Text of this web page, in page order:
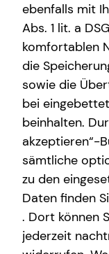
Betriebliche
Investment
Kapitalanlage
Altersvorsorge
Gewerbliche
Kindervorsorge
Sach- und
Expat
Interview
deine
werden
Einen wertvollen
Wohnung
ebenfalls mit
Abs. 1 lit. a
komfortablen
die
sowie die
bei
beinhalten.
akzeptieren“-
sämtliche
zu den
Daten finden
. Dort können
jederzeit